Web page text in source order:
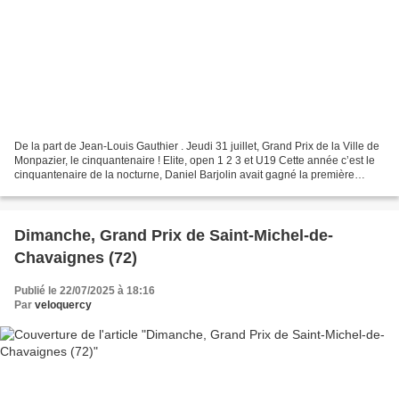
De la part de Jean-Louis Gauthier . Jeudi 31 juillet, Grand Prix de la Ville de
Monpazier, le cinquantenaire ! Elite, open 1 2 3 et U19 Cette année c’est le
cinquantenaire de la nocturne, Daniel Barjolin avait gagné la première
Dimanche, Grand Prix de Saint-Michel-de-
Chavaignes (72)
Publié le 22/07/2025 à 18:16
Par veloquercy